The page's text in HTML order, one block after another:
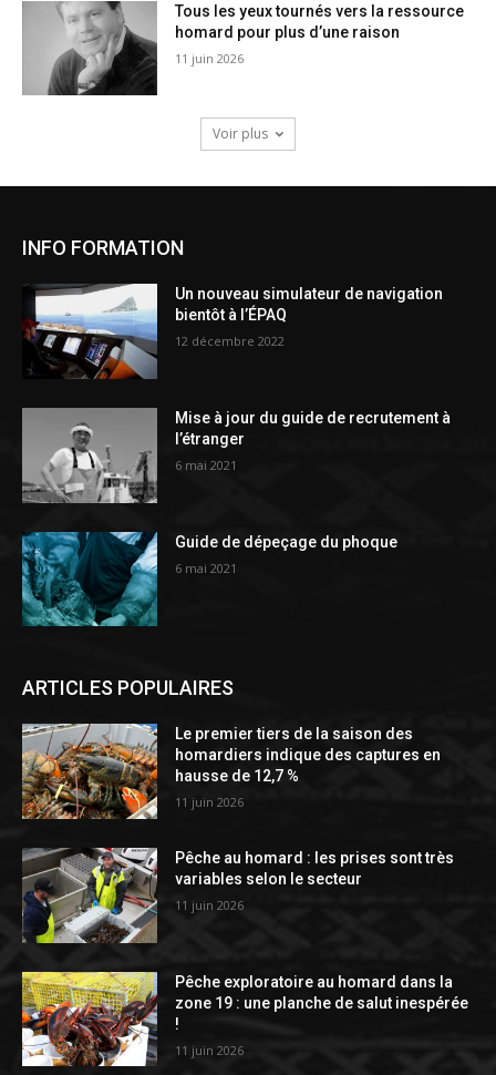
Tous les yeux tournés vers la ressource
homard pour plus d’une raison
11 juin 2026
Voir plus
INFO FORMATION
Un nouveau simulateur de navigation
bientôt à l’ÉPAQ
12 décembre 2022
Mise à jour du guide de recrutement à
l’étranger
6 mai 2021
Guide de dépeçage du phoque
6 mai 2021
ARTICLES POPULAIRES
Le premier tiers de la saison des
homardiers indique des captures en
hausse de 12,7 %
11 juin 2026
Pêche au homard : les prises sont très
variables selon le secteur
11 juin 2026
Pêche exploratoire au homard dans la
zone 19 : une planche de salut inespérée
!
11 juin 2026